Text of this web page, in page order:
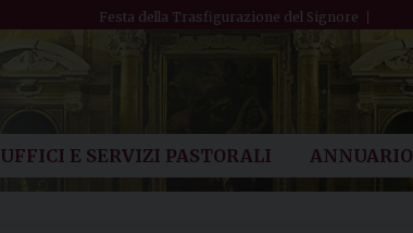
Festa della Trasfigurazione del Signore
UFFICI E SERVIZI PASTORALI ANNUARIO